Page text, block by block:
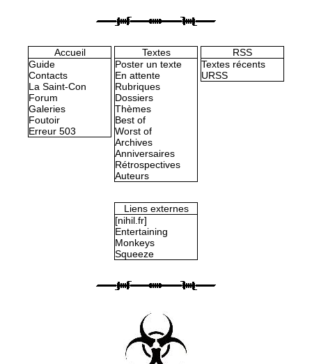
Accueil
Guide
Contacts
La Saint-Con
Forum
Galeries
Foutoir
Erreur 503
Textes
Poster un texte
En attente
Rubriques
Dossiers
Thèmes
Best of
Worst of
Archives
Anniversaires
Rétrospectives
Auteurs
RSS
Textes récents
URSS
Liens externes
[nihil.fr]
Entertaining
Monkeys
Squeeze